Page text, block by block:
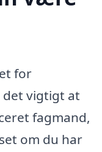
for
det vigtigt at
fagmand,
om du har